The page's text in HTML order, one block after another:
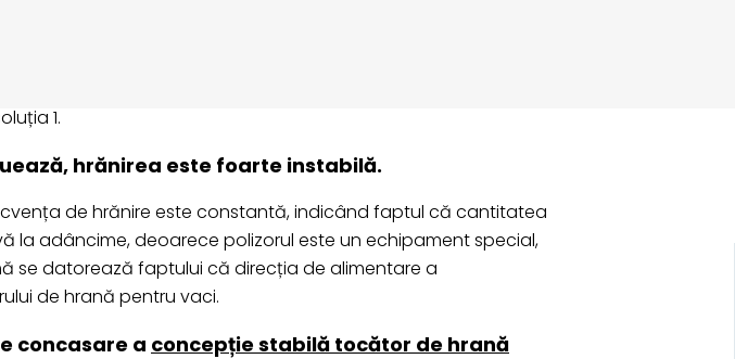
1.
hrănirea este foarte instabilă.
de hrănire este constantă, indicând faptul că cantitatea
adâncime, deoarece polizorul este un echipament special,
se datorează faptului că direcția de alimentare a
de hrană pentru vaci.
concasare a concepție stabilă tocător de hrană